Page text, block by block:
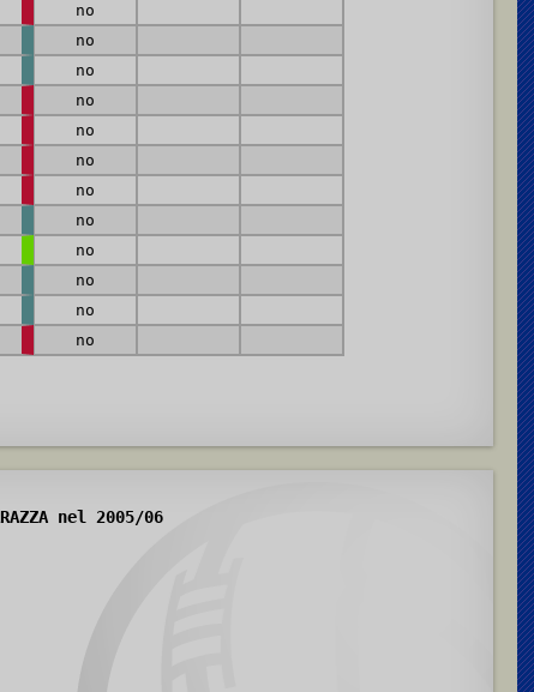
no
no
no
no
no
no
no
no
no
no
no
no
nel 2005/06